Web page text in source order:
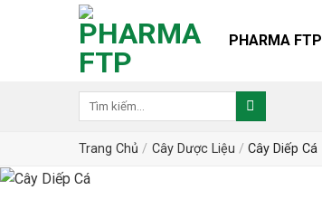
PHARMA FTP
Trang Chủ / Cây Dược Liệu / Cây Diếp Cá